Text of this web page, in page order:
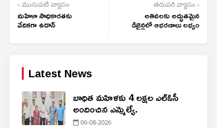
‹ మునుపటి వ్యాసం
మహిళా సాధికారతకు
వేదికగా ఉడాన్
తదుపరి వ్యాసం ›
అతివలకు అద్భుతమైన
డిజైన్లలో ఆభరణాలు లభ్యం
Latest News
బాధిత మహిళకు 4 లక్షల ఎల్ఓసీ
అందించిన ఎమ్మెల్యే.
06-08-2026